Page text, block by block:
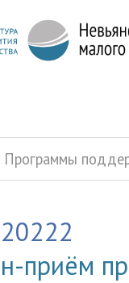
Программы
приём